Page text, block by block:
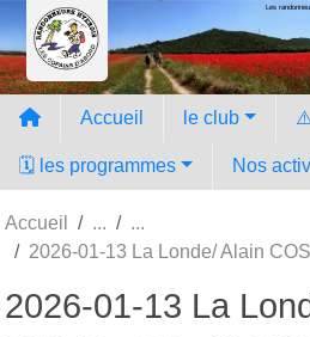
Les
Accueil le club
🗓️ les programmes Nos
Accueil
2026-01-13 La Londe/ Alain COS
2026-01-13 La
Panneau de gestion des cookies